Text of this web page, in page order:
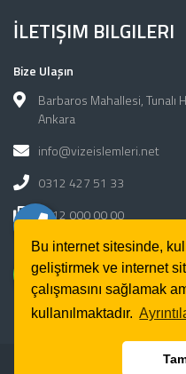
Bu internet sitesinde,
geliştirmek ve internet
çalışmasını sağlamak
kullanılmaktadır.
İLETIŞIM BILGILERI
Bize Ulaşın
Barbaros Mahallesi, Tunalı
Ankara
info@vizeislemleri.net
0312 427 51 33
0312 000 00 00
Çalışma Saatleri
Haftaiçi: 09:00 - 18:30